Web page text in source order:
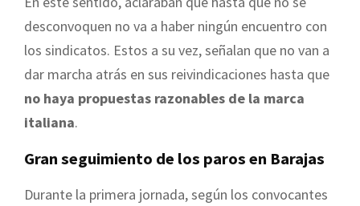
desconvoquen no va a haber ningún encuentro con
los sindicatos. Estos a su vez, señalan que no van a
dar marcha atrás en sus reivindicaciones hasta que
no haya propuestas razonables de la marca
italiana.
Gran seguimiento de los paros en Barajas
Durante la primera jornada, según los convocantes